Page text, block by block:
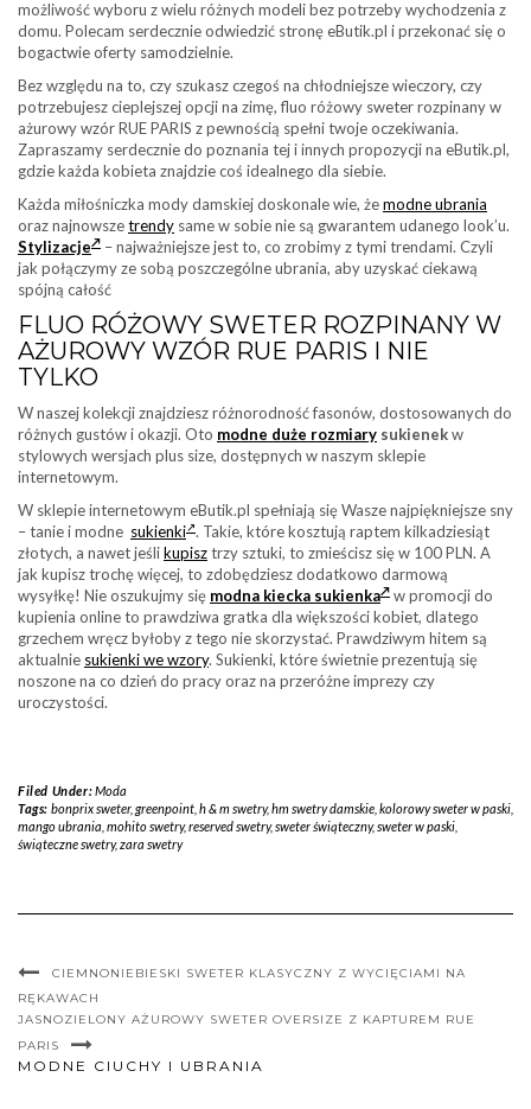
możliwość wyboru z wielu różnych modeli bez potrzeby wychodzenia z
domu. Polecam serdecznie odwiedzić stronę eButik.pl i przekonać się o
bogactwie oferty samodzielnie.
Bez względu na to, czy szukasz czegoś na chłodniejsze wieczory, czy
potrzebujesz cieplejszej opcji na zimę, fluo różowy sweter rozpinany w
ażurowy wzór RUE PARIS z pewnością spełni twoje oczekiwania.
Zapraszamy serdecznie do poznania tej i innych propozycji na eButik.pl,
gdzie każda kobieta znajdzie coś idealnego dla siebie.
Każda miłośniczka mody damskiej doskonale wie, żemodne ubrania
oraz najnowszetrendy same w sobie nie są gwarantem udanego look’u.
Stylizacje
– najważniejsze jest to, co zrobimy z tymi trendami. Czyli
jak połączymy ze sobą poszczególne ubrania, aby uzyskać ciekawą
spójną całość
FLUO RÓŻOWY SWETER ROZPINANY W
AŻUROWY WZÓR RUE PARIS I NIE
TYLKO
W naszej kolekcji znajdziesz różnorodność fasonów, dostosowanych do
różnych gustów i okazji. Oto modne duże rozmiary sukienekw
stylowych wersjach plus size, dostępnych w naszym sklepie
internetowym.
W sklepie internetowym eButik.pl spełniają się Wasze najpiękniejsze sny
– tanie i modne sukienki . Takie, które kosztują raptem kilkadziesiąt
złotych, a nawet jeślikupisztrzy sztuki, to zmieścisz się w 100 PLN. A
jak kupisz trochę więcej, to zdobędziesz dodatkowo darmową
wysyłkę! Nie oszukujmy się modna kiecka sukienka
w promocji do
kupienia online to prawdziwa gratka dla większości kobiet, dlatego
grzechem wręcz byłoby z tego nie skorzystać. Prawdziwym hitem są
aktualnie sukienki we wzory. Sukienki, które świetnie prezentują się
noszone na co dzień do pracy oraz na przeróżne imprezy czy
uroczystości.
Filed Under:Moda
Tags: bonprix sweter, greenpoint, h & m swetry,hm swetry damskie, kolorowy sweter w paski,
mango ubrania mohito swetry,reserved swetry,sweter świąteczny,sweter w paski
świąteczne swetry,zara swetry
CIEMNONIEBIESKI SWETER KLASYCZNY Z WYCIĘCIAMI NA
RĘKAWACH
JASNOZIELONY AŻUROWY SWETER OVERSIZE Z KAPTUREM RUE
PARIS
MODNE CIUCHY I UBRANIA